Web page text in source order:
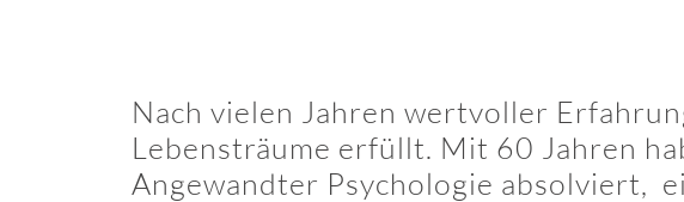
Nach vielen Jahren wertvoller
Lebensträume erfüllt. Mit 60 Jahren
Angewandter Psychologie absolviert,